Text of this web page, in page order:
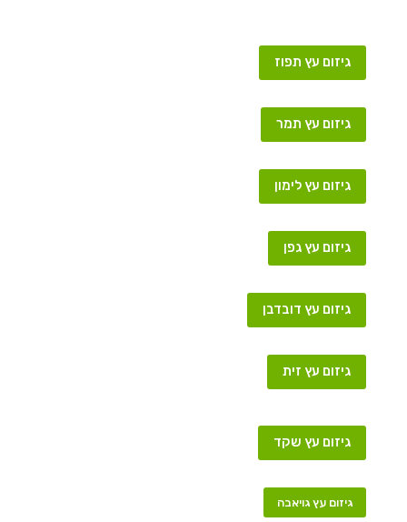
גיזום עץ תפוז
גיזום עץ תמר
גיזום עץ לימון
גיזום עץ גפן
גיזום עץ דובדבן
גיזום עץ זית
גיזום עץ שקד
גיזום עץ גויאבה